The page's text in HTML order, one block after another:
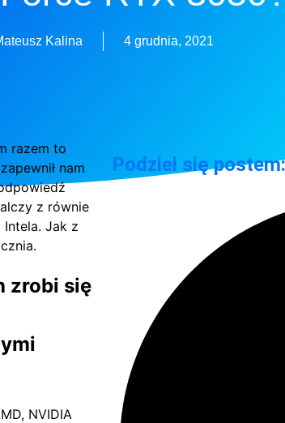
Kalina 4 grudnia, 2021
razem to
nam
z równie
Jak z
zrobi się
NVIDIA
Podziel się postem: